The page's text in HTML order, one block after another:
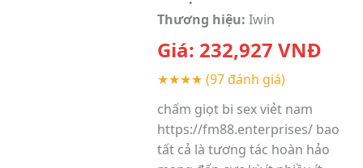
Thương hiệu: Iwin
Giá: 232,927 VNĐ
★★★★ (97 đánh giá)
chấm giọt bi sex viẻt nam
https://fm88.enterprises/ bao
tất cả là tương tác hoàn hảo